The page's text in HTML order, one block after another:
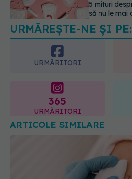
neașteptat
08.08.2026,
URMĂREȘTE-NE ȘI PE:
URMĂRITORI
365
URMĂRITORI
ARTICOLE SIMILARE